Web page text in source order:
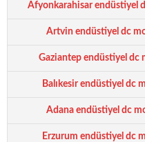
Afyonkarahisar endüstiyel
Artvin endüstiyel dc
Gaziantep endüstiyel dc
Balıkesir endüstiyel dc
Adana endüstiyel dc
Erzurum endüstiyel dc